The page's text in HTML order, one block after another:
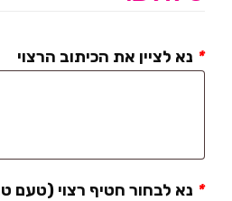
נא לציין את הכיתוב הרצוי *
נא לבחור חטיף רצוי (טעם *